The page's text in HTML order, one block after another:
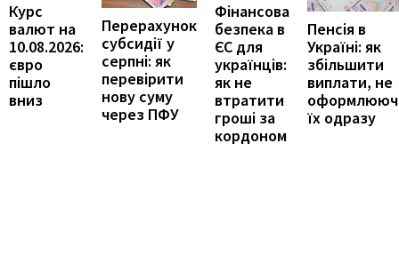
Курс
валют на
10.08.2026:
євро
пішло
вниз
Перерахунок
субсидії у
серпні: як
перевірити
нову суму
через ПФУ
Фінансова
безпека в
ЄС для
українців:
як не
втратити
гроші за
кордоном
Пенсія в
Україні: як
збільшити
виплати, не
їх одразу